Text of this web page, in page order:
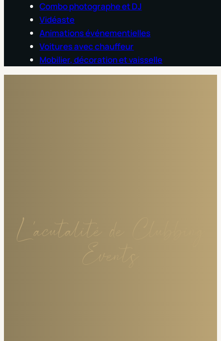
Combo photographe et DJ
Vidéaste
Animations événementielles
Voitures avec chauffeur
Mobilier, décoration et vaisselle
L'acutalité de Clubbing
Events